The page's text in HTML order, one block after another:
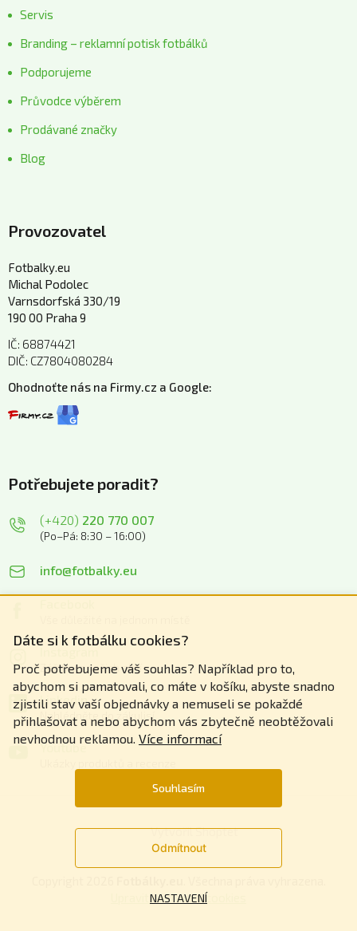
Dáte si k fotbálku cookies?
Proč potřebujeme váš souhlas? Například pro to,
abychom si pamatovali, co máte v košíku, abyste snadno
zjistili stav vaší objednávky a nemuseli se pokaždé
přihlašovat a nebo abychom vás zbytečně neobtěžovali
nevhodnou reklamou. Více informací
Souhlasím
NASTAVENÍ
Odmítnout
Servis
Branding – reklamní potisk fotbálků
Podporujeme
Průvodce výběrem
Prodávané značky
Blog
Provozovatel
Fotbalky.eu
Michal Podolec
Varnsdorfská 330/19
190 00 Praha 9
IČ: 68874421
DIČ: CZ7804080284
Ohodnoťte nás na Firmy.cz a Google:
Potřebujete poradit?
(+420) 220 770 007
(Po–Pá: 8:30 – 16:00)
info@fotbalky.eu
Zážitky z našich akcí
Linkedin
Nahlédněte do zákulisí
Youtube
Vytvořil Shoptet
Upravit nastavení cookies